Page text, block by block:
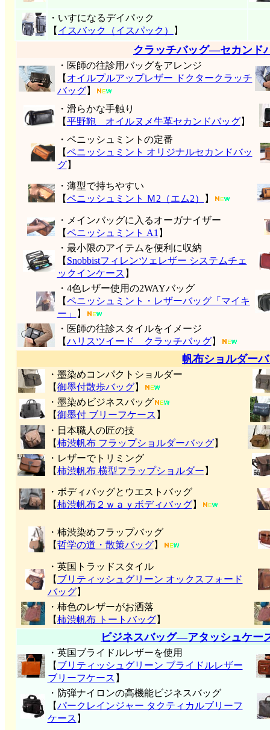
・いすになるデイパック
【 イスバック（イスパック） 】
クラッチバッグ―セカンド
・医師の往診用バッグをアレンジ
【 オイルプルアップレザー ドクタークラッチ
バッグ】
・滑らかな手触り
【平野鞄 オイルヌメ牛革セカンドバッグ】
・ペニッシュミントの定番
【ペニッシュミント オリジナルセカンドバッ
グ】
・薄型で持ちやすい
【ペニッシュミント Ｍ2（エム2） 】
・メインバッグに入るオーガナイザー
【ペニッシュミント A1 】
・最小限のアイテムを便利に収納
【 Snobbistフィレンツェレザー システムチェ
ックインケース 】
・4色レザー使用の2WAYバッグ
【ペニッシュミント・レザーバッグ「マイキ
ー」
】
・医師の往診スタイルをイメージ
【ハリスツイード クラッチバッグ】
帆布ショルダー
・墨染めコンパクトショルダー
【御墨付散歩バッグ】
・墨染めビジネスバッグ
【御墨付 ブリーフケース 】
・日本職人の匠の技
【柿渋帆布 フラップショルダーバッグ】
・レザーでトリミング
【柿渋帆布 横型フラップショルダー 】
・ボディバッグとウエストバッグ
【柿渋帆布２ｗａｙボディバッグ】
・柿渋染めフラップバッグ
【哲学の道・散策バッグ】
・英国トラッドスタイル
【 ブリティッシュグリーン オックスフォード
バッグ】
・柿色のレザーがお洒落
【柿渋帆布 トートバッグ】
ビジネスバッグ―アタッシュケー
・英国ブライドルレザーを使用
【 ブリティッシュグリーン ブライドルレザー
ブリーフケース 】
・防弾ナイロンの高機能ビジネスバッグ
【パークレインジャー タクティカルブリーフ
ケース 】